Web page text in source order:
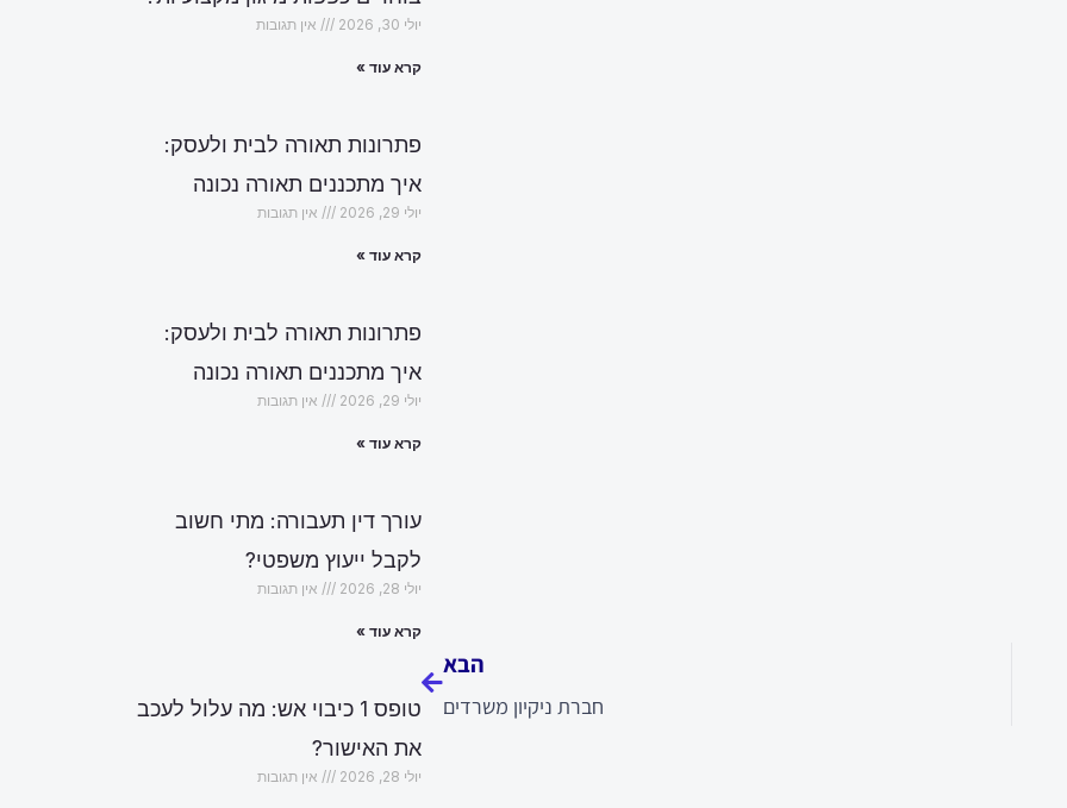
הבא
חברת ניקיון משרדים
יולי 30, 2026 אין תגובות
קרא עוד »
פתרונות תאורה לבית ולעסק:
איך מתכננים תאורה נכונה
יולי 29, 2026 אין תגובות
קרא עוד »
פתרונות תאורה לבית ולעסק:
איך מתכננים תאורה נכונה
יולי 29, 2026 אין תגובות
קרא עוד »
עורך דין תעבורה: מתי חשוב
לקבל ייעוץ משפטי?
יולי 28, 2026 אין תגובות
קרא עוד »
טופס 1 כיבוי אש: מה עלול לעכב
את האישור?
יולי 28, 2026 אין תגובות